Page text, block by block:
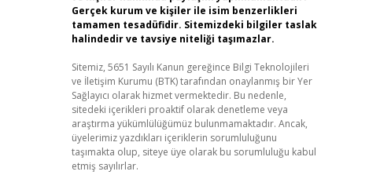
Gerçek kurum ve kişiler ile isim benzerlikleri
tamamen tesadüfidir. Sitemizdeki bilgiler taslak
halindedir ve tavsiye niteliği taşımazlar.
Sitemiz, 5651 Sayılı Kanun gereğince Bilgi Teknolojileri
ve İletişim Kurumu (BTK) tarafından onaylanmış bir Yer
Sağlayıcı olarak hizmet vermektedir. Bu nedenle,
sitedeki içerikleri proaktif olarak denetleme veya
araştırma yükümlülüğümüz bulunmamaktadır. Ancak,
üyelerimiz yazdıkları içeriklerin sorumluluğunu
taşımakta olup, siteye üye olarak bu sorumluluğu kabul
etmiş sayılırlar.